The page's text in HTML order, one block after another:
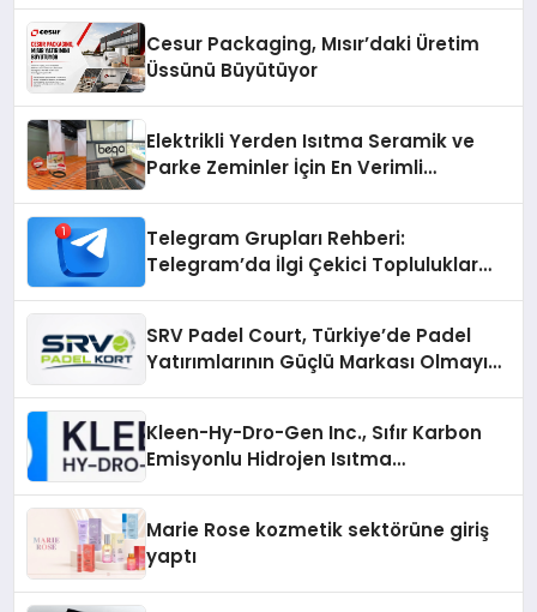
Cesur Packaging, Mısır’daki Üretim
Üssünü Büyütüyor
Elektrikli Yerden Isıtma Seramik ve
Parke Zeminler İçin En Verimli
Telegram Grupları Rehberi:
Telegram’da İlgi Çekici Topluluklar
SRV Padel Court, Türkiye’de Padel
Yatırımlarının Güçlü Markası Olmayı
Kleen-Hy-Dro-Gen Inc., Sıfır Karbon
Emisyonlu Hidrojen Isıtma
Marie Rose kozmetik sektörüne giriş
yaptı